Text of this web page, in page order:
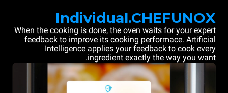
Individual.CHEFUNOX
When the cooking is done, the oven waits for your expert
feedback to improve its cooking performace. Artificial
Intelligence applies your feedback to cook every
ingredient exactly the way you want.